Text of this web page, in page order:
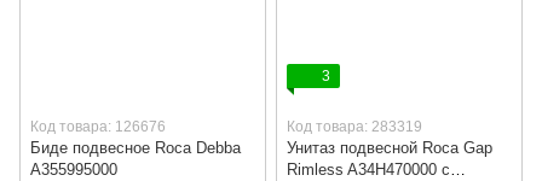
Код товара: 126676
Биде подвесное Roca Debba
A355995000
3
Код товара: 283319
Унитаз подвесной Roca Gap
Rimless A34H470000 с